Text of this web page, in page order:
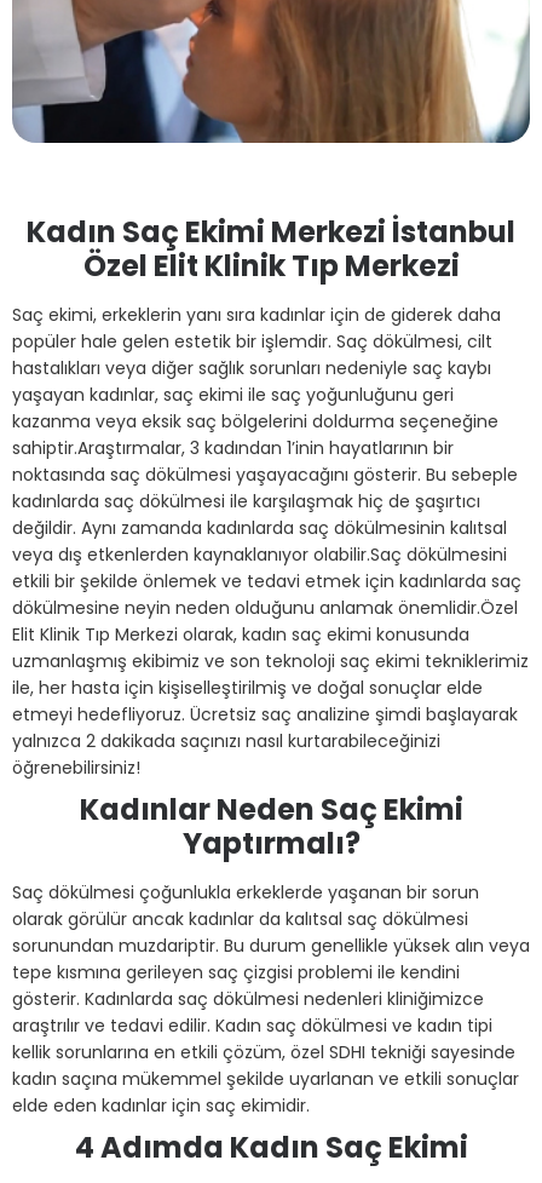
Kadın Saç Ekimi Merkezi İstanbul
Özel Elit Klinik Tıp Merkezi
Saç ekimi, erkeklerin yanı sıra kadınlar için de giderek daha
popüler hale gelen estetik bir işlemdir. Saç dökülmesi, cilt
hastalıkları veya diğer sağlık sorunları nedeniyle saç kaybı
yaşayan kadınlar, saç ekimi ile saç yoğunluğunu geri
kazanma veya eksik saç bölgelerini doldurma seçeneğine
sahiptir.Araştırmalar, 3 kadından 1’inin hayatlarının bir
noktasında saç dökülmesi yaşayacağını gösterir. Bu sebeple
kadınlarda saç dökülmesi ile karşılaşmak hiç de şaşırtıcı
değildir. Aynı zamanda kadınlarda saç dökülmesinin kalıtsal
veya dış etkenlerden kaynaklanıyor olabilir.Saç dökülmesini
etkili bir şekilde önlemek ve tedavi etmek için kadınlarda saç
dökülmesine neyin neden olduğunu anlamak önemlidir.Özel
Elit Klinik Tıp Merkezi olarak, kadın saç ekimi konusunda
uzmanlaşmış ekibimiz ve son teknoloji saç ekimi tekniklerimiz
ile, her hasta için kişiselleştirilmiş ve doğal sonuçlar elde
etmeyi hedefliyoruz. Ücretsiz saç analizine şimdi başlayarak
yalnızca 2 dakikada saçınızı nasıl kurtarabileceğinizi
öğrenebilirsiniz!
Kadınlar Neden Saç Ekimi
Yaptırmalı?
Saç dökülmesi çoğunlukla erkeklerde yaşanan bir sorun
olarak görülür ancak kadınlar da kalıtsal saç dökülmesi
sorunundan muzdariptir. Bu durum genellikle yüksek alın veya
tepe kısmına gerileyen saç çizgisi problemi ile kendini
gösterir. Kadınlarda saç dökülmesi nedenleri kliniğimizce
araştrılır ve tedavi edilir. Kadın saç dökülmesi ve kadın tipi
kellik sorunlarına en etkili çözüm, özel SDHI tekniği sayesinde
kadın saçına mükemmel şekilde uyarlanan ve etkili sonuçlar
elde eden kadınlar için saç ekimidir.
4 Adımda Kadın Saç Ekimi